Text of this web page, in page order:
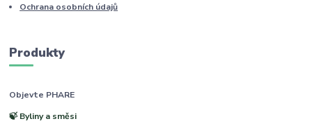
Ochrana osobních údajů
Produkty
Objevte PHARE
🍃 Byliny a směsi